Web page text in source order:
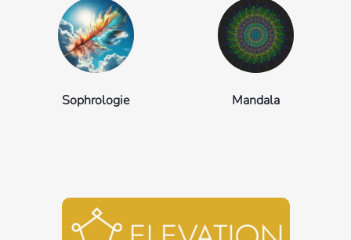
Sophrologie Mandala